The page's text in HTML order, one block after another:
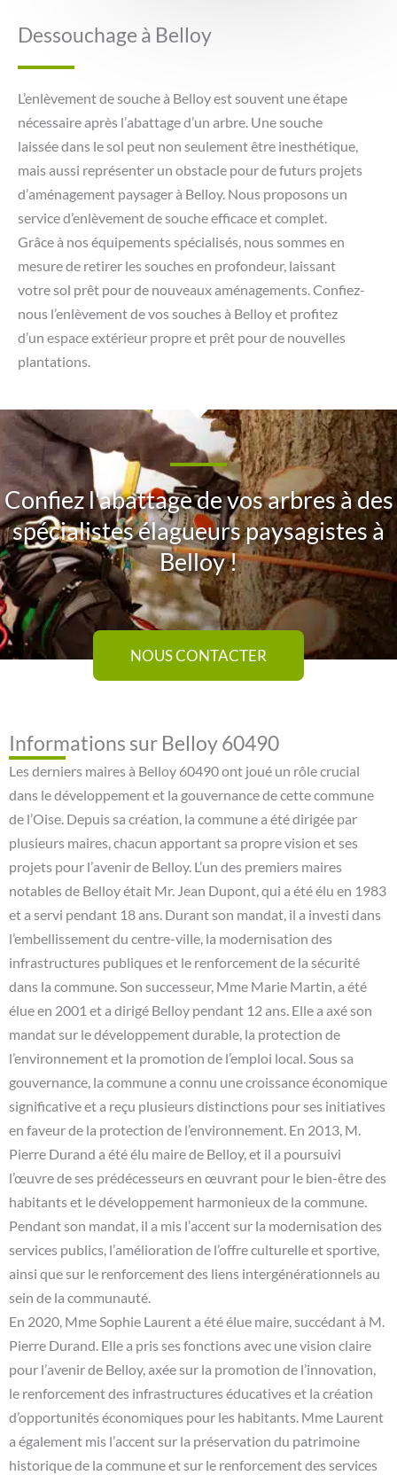
Dessouchage à Belloy
L’enlèvement de souche à Belloy est souvent une étape
nécessaire après l’abattage d’un arbre. Une souche
laissée dans le sol peut non seulement être inesthétique,
mais aussi représenter un obstacle pour de futurs projets
d’aménagement paysager à Belloy. Nous proposons un
service d’enlèvement de souche efficace et complet.
Grâce à nos équipements spécialisés, nous sommes en
mesure de retirer les souches en profondeur, laissant
votre sol prêt pour de nouveaux aménagements. Confiez-
nous l’enlèvement de vos souches à Belloy et profitez
d’un espace extérieur propre et prêt pour de nouvelles
plantations.
Confiez l'abattage de vos arbres à des
spécialistes élagueurs paysagistes à
Belloy !
NOUS CONTACTER
Informations sur Belloy 60490
Les derniers maires à Belloy 60490 ont joué un rôle crucial
dans le développement et la gouvernance de cette commune
de l’Oise. Depuis sa création, la commune a été dirigée par
plusieurs maires, chacun apportant sa propre vision et ses
projets pour l’avenir de Belloy. L’un des premiers maires
notables de Belloy était Mr. Jean Dupont, qui a été élu en 1983
et a servi pendant 18 ans. Durant son mandat, il a investi dans
l’embellissement du centre-ville, la modernisation des
infrastructures publiques et le renforcement de la sécurité
dans la commune. Son successeur, Mme Marie Martin, a été
élue en 2001 et a dirigé Belloy pendant 12 ans. Elle a axé son
mandat sur le développement durable, la protection de
l’environnement et la promotion de l’emploi local. Sous sa
gouvernance, la commune a connu une croissance économique
significative et a reçu plusieurs distinctions pour ses initiatives
en faveur de la protection de l’environnement. En 2013, M.
Pierre Durand a été élu maire de Belloy, et il a poursuivi
l’œuvre de ses prédécesseurs en œuvrant pour le bien-être des
habitants et le développement harmonieux de la commune.
Pendant son mandat, il a mis l’accent sur la modernisation des
services publics, l’amélioration de l’offre culturelle et sportive,
ainsi que sur le renforcement des liens intergénérationnels au
sein de la communauté.
En 2020, Mme Sophie Laurent a été élue maire, succédant à M.
Pierre Durand. Elle a pris ses fonctions avec une vision claire
pour l’avenir de Belloy, axée sur la promotion de l’innovation,
le renforcement des infrastructures éducatives et la création
d’opportunités économiques pour les habitants. Mme Laurent
a également mis l’accent sur la préservation du patrimoine
historique de la commune et sur le renforcement des services